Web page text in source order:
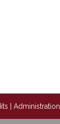
|Administration